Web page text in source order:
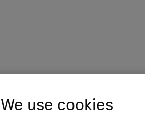
We use cookies